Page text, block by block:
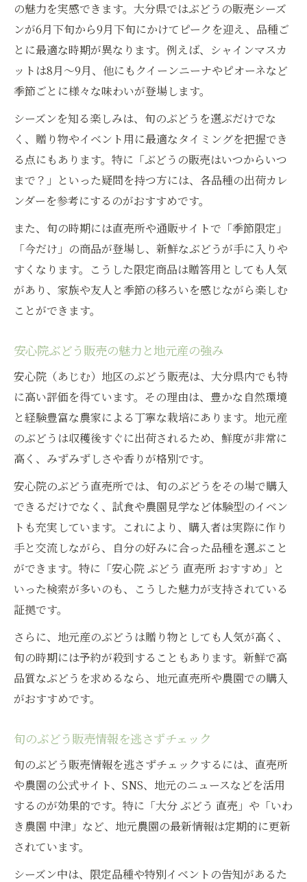
旬のぶどう販売で家族団らんを楽しむコツ
ぶどう販売と季節イベントの魅力的な組み
合わせ
シーズン限定ぶどう販売の楽しみ方を紹介
ト
家族で満喫する大分県ぶどうの季節
家族で楽しむぶどう販売シーズンの過ごし
方
大分県のぶどう販売を家族で満喫する秘訣
ぶどう販売シーズンの家族イベント活用法
ぶどう販売と季節の味覚を家族で堪能しよ
う
の魅力を実感できます。大分県ではぶどうの販売シーズ
ンが6月下旬から9月下旬にかけてピークを迎え、品種ご
とに最適な時期が異なります。例えば、シャインマスカ
ットは8月～9月、他にもクイーンニーナやピオーネなど
季節ごとに様々な味わいが登場します。
シーズンを知る楽しみは、旬のぶどうを選ぶだけでな
く、贈り物やイベント用に最適なタイミングを把握でき
る点にもあります。特に「ぶどうの販売はいつからいつ
まで？」といった疑問を持つ方には、各品種の出荷カレ
ンダーを参考にするのがおすすめです。
また、旬の時期には直売所や通販サイトで「季節限定」
「今だけ」の商品が登場し、新鮮なぶどうが手に入りや
すくなります。こうした限定商品は贈答用としても人気
があり、家族や友人と季節の移ろいを感じながら楽しむ
ことができます。
安心院ぶどう販売の魅力と地元産の強み
安心院（あじむ）地区のぶどう販売は、大分県内でも特
に高い評価を得ています。その理由は、豊かな自然環境
と経験豊富な農家による丁寧な栽培にあります。地元産
のぶどうは収穫後すぐに出荷されるため、鮮度が非常に
高く、みずみずしさや香りが格別です。
安心院のぶどう直売所では、旬のぶどうをその場で購入
できるだけでなく、試食や農園見学など体験型のイベン
トも充実しています。これにより、購入者は実際に作り
手と交流しながら、自分の好みに合った品種を選ぶこと
ができます。特に「安心院 ぶどう 直売所 おすすめ」と
いった検索が多いのも、こうした魅力が支持されている
証拠です。
さらに、地元産のぶどうは贈り物としても人気が高く、
旬の時期には予約が殺到することもあります。新鮮で高
品質なぶどうを求めるなら、地元直売所や農園での購入
がおすすめです。
旬のぶどう販売情報を逃さずチェック
旬のぶどう販売情報を逃さずチェックするには、直売所
や農園の公式サイト、SNS、地元のニュースなどを活用
するのが効果的です。特に「大分 ぶどう 直売」や「いわ
き農園 中津」など、地元農園の最新情報は定期的に更新
されています。
シーズン中は、限定品種や特別イベントの告知があるた